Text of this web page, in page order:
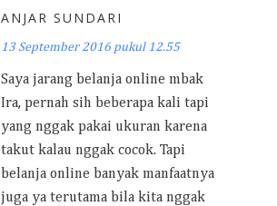
ANJAR SUNDARI
13 September 2016 pukul 12.55
Saya jarang belanja online mbak
Ira, pernah sih beberapa kali tapi
yang nggak pakai ukuran karena
takut kalau nggak cocok. Tapi
belanja online banyak manfaatnya
juga ya terutama bila kita nggak